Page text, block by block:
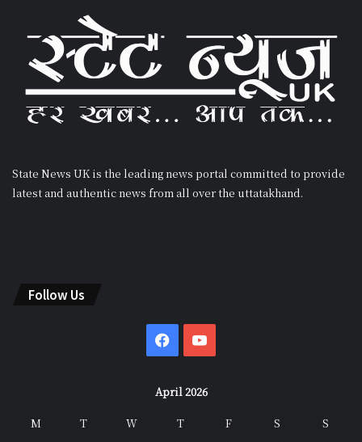
State News UK is the leading news portal committed to provide
latest and authentic news from all over the uttatakhand.
Follow Us
Facebook
April 2026
M T W T F S
S